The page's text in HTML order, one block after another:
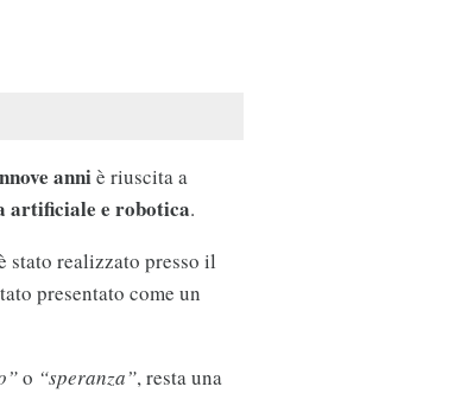
anniè riuscita a
artificiale e robotica.
stato realizzato presso il
presentato come un
o “speranza”, resta una